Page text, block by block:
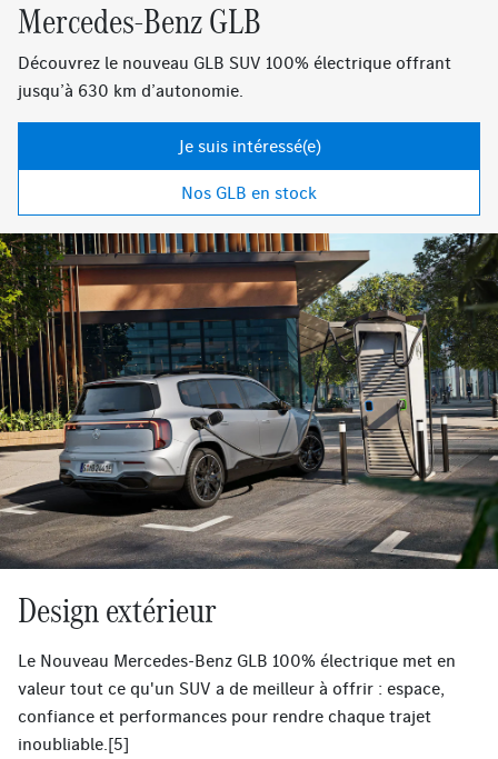
Mercedes-Benz GLB
Découvrez le nouveau GLB SUV 100% électrique offrant
jusqu’à 630 km d’autonomie.
Je suis intéressé(e)
Nos GLB en stock
Design extérieur
Le Nouveau Mercedes-Benz GLB 100% électrique met en
valeur tout ce qu'un SUV a de meilleur à offrir : espace,
confiance et performances pour rendre chaque trajet
inoubliable.[5]